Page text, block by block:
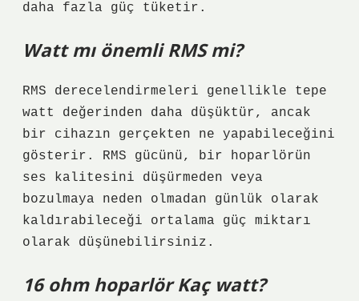
daha fazla güç tüketir.
Watt mı önemli RMS mi?
RMS derecelendirmeleri genellikle tepe
watt değerinden daha düşüktür, ancak
bir cihazın gerçekten ne yapabileceğini
gösterir. RMS gücünü, bir hoparlörün
ses kalitesini düşürmeden veya
bozulmaya neden olmadan günlük olarak
kaldırabileceği ortalama güç miktarı
olarak düşünebilirsiniz.
16 ohm hoparlör Kaç watt?